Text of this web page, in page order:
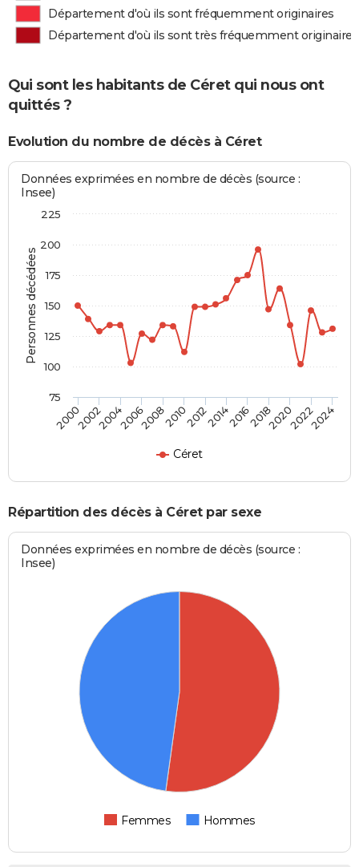
Département d'où ils sont fréquemment originaires
Département d'où ils sont très fréquemment originaires
Qui sont les habitants de Céret qui nous ont
quittés ?
Evolution du nombre de décès à Céret
Personnes décédées
Données exprimées en nombre de décès (source :
Insee)
Céret
2000200220042006200820102012201420162018202020222024
75
100
125
150
175
200
225
Répartition des décès à Céret par sexe
Données exprimées en nombre de décès (source :
Insee)
Femmes Hommes